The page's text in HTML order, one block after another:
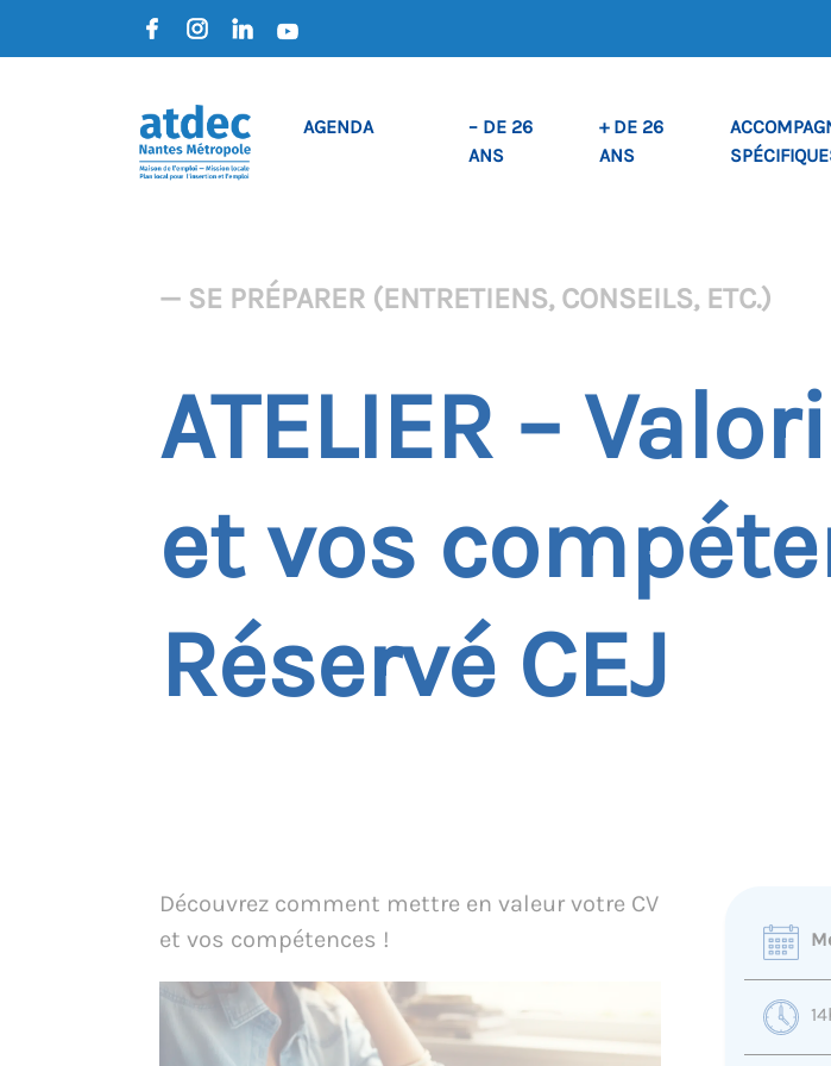
AGENDA
– DE 26
ANS
+ DE 26
ANS
— SE PRÉPARER (ENTRETIENS, CONSEILS, ETC.)
ATELIER –
et vos
Réservé CEJ
Découvrez comment mettre en valeur votre CV
et vos compétences !